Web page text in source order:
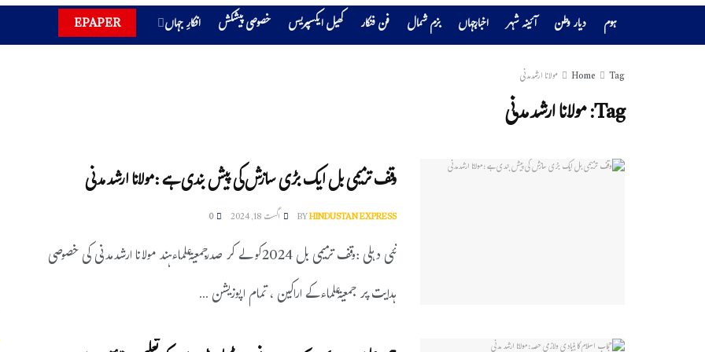
ہوم دیار وطن آئینہ شہر اخبارجہاں بزم شمال فن فنکار کھیل ایکسپریس خصوصی پیشکش افکارِ جہاں EPAPER
Home Tag مولانا ارشدمدنی
Tag:مولانا ارشدمدنی
وقف ترمیمی بل ایک بڑی سازش کی پیش بندی ہے :مولانا ارشدمدنی
BYHINDUSTAN EXPRESS اگست 18, 2024 0
نئی دہلی :وقف ترمیمی بل 2024کو لے کر صدرجمعیةعلماءہند مولانا ارشدمدنی کی خصوصی
ہدایت پر جمعیةعلماءکے اراکین ، تمام اپوزیشن ...